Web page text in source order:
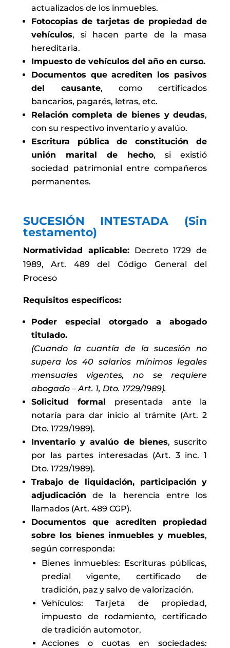
actualizados de los inmuebles.
Fotocopias de tarjetas de propiedad de
vehículos, si hacen parte de la masa
hereditaria.
Impuesto de vehículos del año en curso.
Documentos que acrediten los pasivos
del causante, como certificados
bancarios, pagarés, letras, etc.
Relación completa de bienes y deudas,
con su respectivo inventario y avalúo.
Escritura pública de constitución de
unión marital de hecho, si existió
sociedad patrimonial entre compañeros
permanentes.
SUCESIÓN INTESTADA (Sin
testamento)
Normatividad aplicable:Decreto 1729 de
1989, Art. 489 del Código General del
Proceso
Requisitos específicos:
Poder especial otorgado a abogado
titulado.
(Cuando la cuantía de la sucesión no
supera los 40 salarios mínimos legales
mensuales vigentes, no se requiere
abogado – Art. 1, Dto. 1729/1989).
Solicitud formal presentada ante la
notaría para dar inicio al trámite (Art. 2
Dto. 1729/1989).
Inventario y avalúo de bienes, suscrito
por las partes interesadas (Art. 3 inc. 1
Dto. 1729/1989).
Trabajo de liquidación, participación y
adjudicación de la herencia entre los
llamados (Art. 489 CGP).
Documentos que acrediten propiedad
sobre los bienes inmuebles y muebles,
según corresponda:
Bienes inmuebles: Escrituras públicas,
predial vigente, certificado de
tradición, paz y salvo de valorización.
Vehículos: Tarjeta de propiedad,
impuesto de rodamiento, certificado
de tradición automotor.
Acciones o cuotas en sociedades: